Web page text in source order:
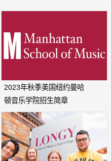
2023年秋季美国纽约曼哈
顿音乐学院招生简章